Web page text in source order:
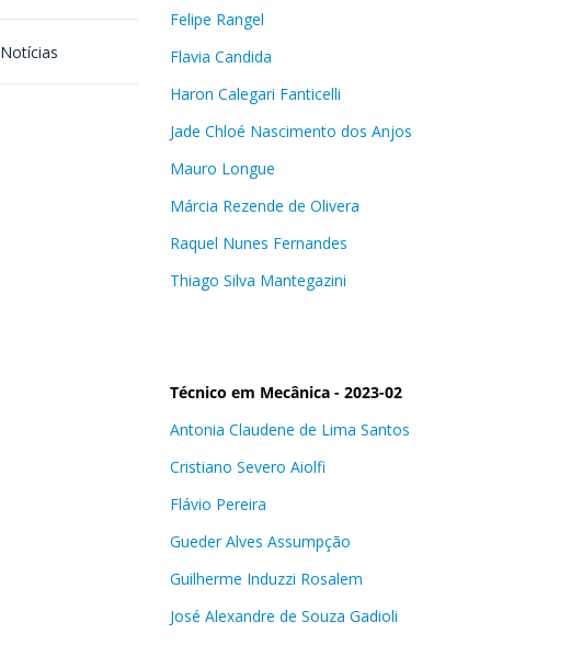
Notícias
Felipe Rangel
Flavia Candida
Haron Calegari Fanticelli
Jade Chloé Nascimento dos Anjos
Mauro Longue
Márcia Rezende de Olivera
Raquel Nunes Fernandes
Thiago Silva Mantegazini
Técnico em Mecânica - 2023-02
Antonia Claudene de Lima Santos
Cristiano Severo Aiolfi
Flávio Pereira
Gueder Alves Assumpção
Guilherme Induzzi Rosalem
José Alexandre de Souza Gadioli